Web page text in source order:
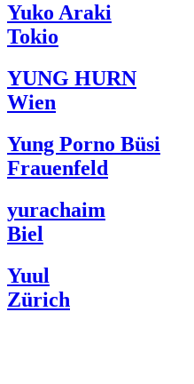
Yuko Araki
Tokio
YUNG HURN
Wien
Yung Porno Büsi
Frauenfeld
yurachaim
Biel
Yuul
Zürich